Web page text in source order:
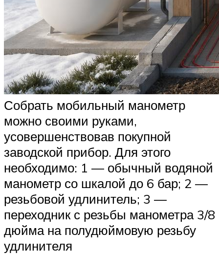
Собрать мобильный манометр
можно своими руками,
усовершенствовав покупной
заводской прибор. Для этого
необходимо: 1 — обычный водяной
манометр со шкалой до 6 бар; 2 —
резьбовой удлинитель; 3 —
переходник с резьбы манометра 3/8
дюйма на полудюймовую резьбу
удлинителя